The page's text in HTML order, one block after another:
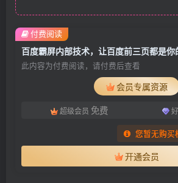
百度霸屏内部技术，让百度前三页都是你
此内容为付费阅读，请付费后查看
会员专属资源
超级会员 免费
您暂无购买
开通会员
付费阅读